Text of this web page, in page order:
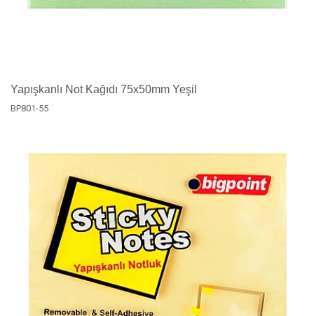
Yapışkanlı Not Kağıdı 75x50mm Yeşil
BP801-55